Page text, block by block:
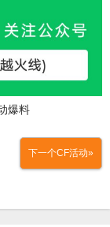
爆料
下一个CF活动»